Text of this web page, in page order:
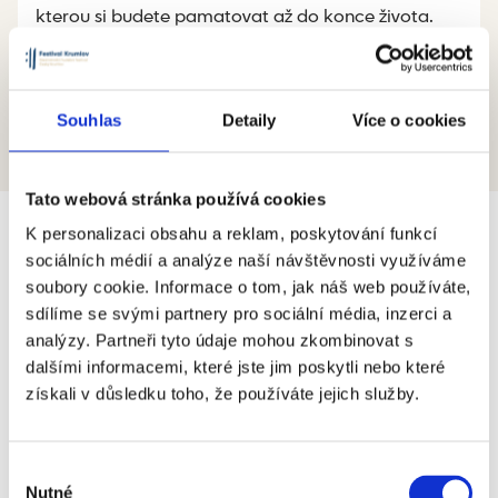
Souhlas Detaily Více o cookies
Tato webová stránka používá cookies
K personalizaci obsahu a reklam, poskytování funkcí
sociálních médií a analýze naší návštěvnosti využíváme
soubory cookie. Informace o tom, jak náš web používáte,
sdílíme se svými partnery pro sociální média, inzerci a
analýzy. Partneři tyto údaje mohou zkombinovat s
dalšími informacemi, které jste jim poskytli nebo které
získali v důsledku toho, že používáte jejich služby.
Nutné
kterou si budete pamatovat až do konce života.
Více o místu
Generální partner